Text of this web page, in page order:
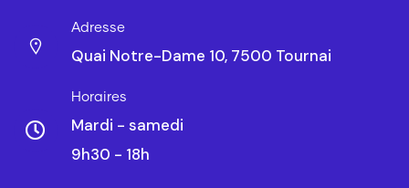
Adresse
Quai Notre-Dame 10, 7500 Tournai
Horaires
Mardi - samedi
9h30 - 18h